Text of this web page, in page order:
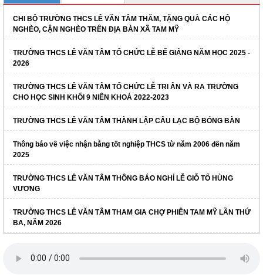
CHI BỘ TRƯỜNG THCS LÊ VĂN TÂM THĂM, TẶNG QUÀ CÁC HỘ
NGHÈO, CẬN NGHÈO TRÊN ĐỊA BÀN XÃ TAM MỸ
TRƯỜNG THCS LÊ VĂN TÂM TỔ CHỨC LỄ BẾ GIẢNG NĂM HỌC 2025 -
2026
TRƯỜNG THCS LÊ VĂN TÂM TỔ CHỨC LỄ TRI ÂN VÀ RA TRƯỜNG
CHO HỌC SINH KHỐI 9 NIÊN KHOÁ 2022-2023
TRƯỜNG THCS LÊ VĂN TÂM THÀNH LẬP CÂU LẠC BỘ BÓNG BÀN
Thông báo về việc nhận bằng tốt nghiệp THCS từ năm 2006 đến năm
2025
TRƯỜNG THCS LÊ VĂN TÂM THÔNG BÁO NGHỈ LỄ GIỖ TỔ HÙNG
VƯƠNG
TRƯỜNG THCS LÊ VĂN TÂM THAM GIA CHỢ PHIÊN TAM MỸ LẦN THỨ
BA, NĂM 2026